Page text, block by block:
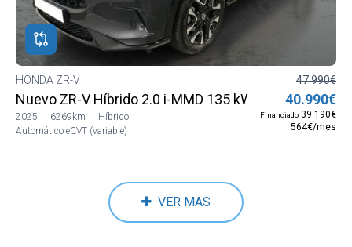
HONDA ZR-V
Nuevo ZR-V Híbrido 2.0 i-MMD 135 kW (184 CV)
2025 6269km
Híbrido
Automático eCVT (variable)
47.990€
40.990€
Financiado 39.190€
564€/mes
VER MAS